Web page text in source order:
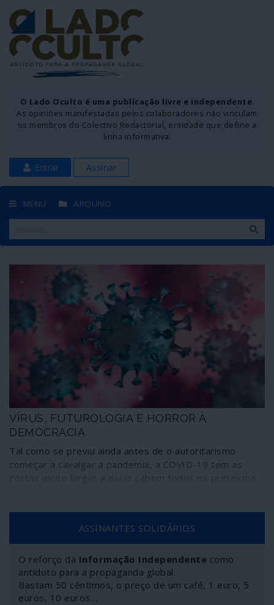
O Lado Oculto é uma publicação livre e independente.
As opiniões manifestadas pelos colaboradores não vinculam
os membros do Colectivo Redactorial, entidade que define a
linha informativa.
Entrar Assinar
MENU ARQUIVO
VÍRUS, FUTUROLOGIA E HORROR À
DEMOCRACIA
Tal como se previu ainda antes de o autoritarismo
começar a cavalgar a pandemia, a COVID-19 tem as
cada um e de todos; nada é tão manipulável como uma
sociedade reduzida ao medo, agravado através de
campanhas de pânico; poucas coisas condicionam tanto
os comportamentos humanos como a incerteza. E os
que não convivem bem com a democracia aproveitam.
ASSINANTES SOLIDÁRIOS
O reforço da Informação Independente como
antídoto para a propaganda global.
Bastam 50 cêntimos, o preço de um café, 1 euro, 5
euros, 10 euros…